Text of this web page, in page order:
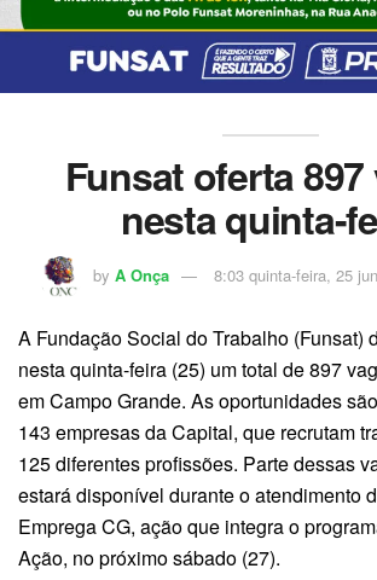
Funsat oferta
nesta quinta-
by A Onça 8:03 quinta-feira, 25
A Fundação Social do Trabalho (Funsat)
nesta quinta-feira (25) um total de 897
em Campo Grande. As oportunidades
143 empresas da Capital, que recrutam
125 diferentes profissões. Parte dessas
estará disponível durante o atendimento
Emprega CG, ação que integra o
Ação, no próximo sábado (27).